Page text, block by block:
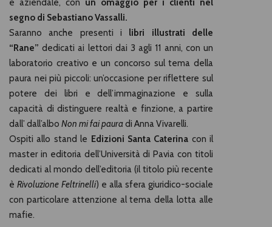
e aziendale, con un omaggio per i clienti nel
segno di Sebastiano Vassalli.
Saranno anche presenti i libri illustrati delle
“Rane” dedicati ai lettori dai 3 agli 11 anni, con un
laboratorio creativo e un concorso sul tema della
paura nei più piccoli: un’occasione per riflettere sul
potere dei libri e dell’immaginazione e sulla
capacità di distinguere realtà e finzione, a partire
dall’ dall’albo Non mi fai pauradi Anna Vivarelli.
Ospiti allo stand le Edizioni Santa Caterina con il
master in editoria dell’Università di Pavia con titoli
dedicati al mondo dell’editoria (il titolo più recente
è Rivoluzione Feltrinelli) e alla sfera giuridico-sociale
con particolare attenzione al tema della lotta alle
mafie.